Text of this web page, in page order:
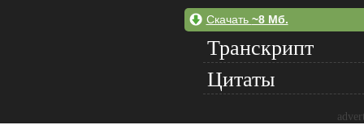
Скачать ~8 Мб.
Транскрипт
Цитаты